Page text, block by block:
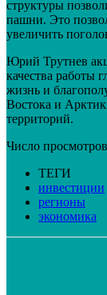
структуры
пашни. Это
увеличить
Юрий Трутнев
качества работы
жизнь и
Востока и
территорий.
Число
ТЕГИ
инвестиции
регионы
экономика